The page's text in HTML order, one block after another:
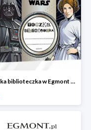
Teczka biblioteczka w Egmont -50%